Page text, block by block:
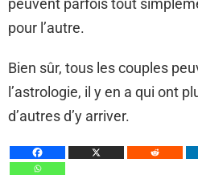
pour l’autre.
Bien sûr, tous les couples
l’astrologie, il y en a qui ont
d’autres d’y arriver.